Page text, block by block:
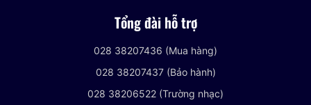
Tổng đài hỗ trợ
028 38207436 (Mua hàng)
028 38207437 (Bảo hành)
028 38206522 (Trường nhạc)